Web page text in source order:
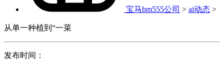
宝马bm555公司 > ai动态 >
从单一种植到“一菜
发布时间：